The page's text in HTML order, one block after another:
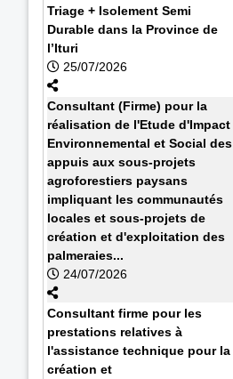
Triage + Isolement Semi
Durable dans la Province de
l’Ituri
25/07/2026
Consultant (Firme) pour la
réalisation de l'Etude d'Impact
Environnemental et Social des
appuis aux sous-projets
agroforestiers paysans
impliquant les communautés
locales et sous-projets de
création et d'exploitation des
palmeraies...
24/07/2026
Consultant firme pour les
prestations relatives à
l'assistance technique pour la
création et